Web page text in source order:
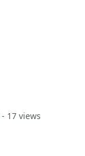
- 17 views